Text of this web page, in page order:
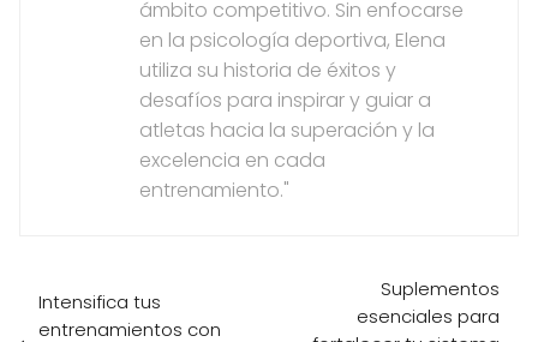
ámbito competitivo. Sin enfocarse
en la psicología deportiva, Elena
utiliza su historia de éxitos y
desafíos para inspirar y guiar a
atletas hacia la superación y la
excelencia en cada
entrenamiento."
Intensifica tus
entrenamientos con
Suplementos
esenciales para